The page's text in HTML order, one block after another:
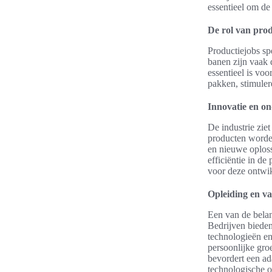
essentieel om
De rol van
Productiejobs
banen zijn vaak
essentieel is
pakken,
Innovatie en
De industrie
producten
en nieuwe
efficiëntie in de
voor deze
Opleiding en
Een van de
Bedrijven
technologieën
persoonlijke
bevordert een
technologische